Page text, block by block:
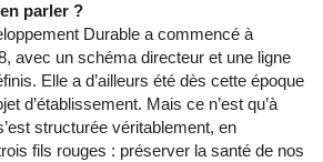
parler ?
Durable a commencé à
avec un schéma directeur et une ligne
Elle a d’ailleurs été dès cette époque
d’établissement. Mais ce n’est qu’à
structurée véritablement, en
fils rouges : préserver la santé de nos